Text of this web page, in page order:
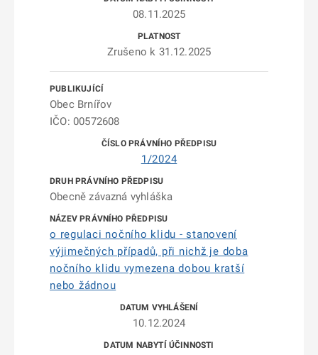
08.11.2025
Zrušeno k 31.12.2025
Obec Brnířov
IČO: 00572608
1/2024
Obecně závazná vyhláška
o regulaci nočního klidu - stanovení
výjimečných případů, při nichž je doba
nočního klidu vymezena dobou kratší
nebo žádnou
10.12.2024